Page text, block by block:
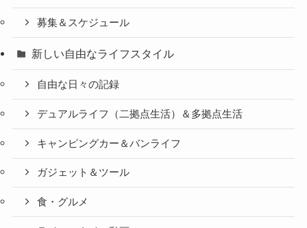
募集＆スケジュール
新しい自由なライフスタイル
自由な日々の記録
デュアルライフ（二拠点生活）＆多拠点生活
キャンピングカー＆バンライフ
ガジェット＆ツール
食・グルメ